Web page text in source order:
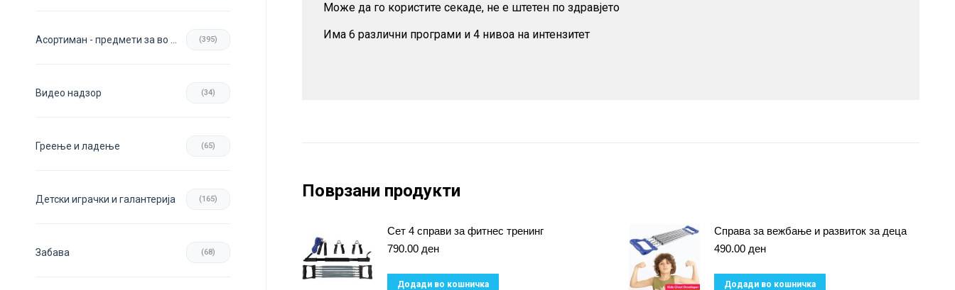
Може да го користите секаде, не е штетен по здравјето
Има 6 различни програми и 4 нивоа на интензитет
Поврзани продукти
Сет 4 справи за фитнес тренинг
790.00 ден
Додади во кошничка
Справа за вежбање и развиток за деца
490.00 ден
Додади во кошничка
(395)
Видео надзор (34)
Греење и ладење (65)
Детски играчки и галантерија (165)
Забава (68)